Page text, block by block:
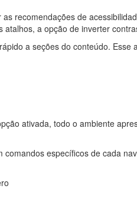
recomendações de
a opção de inverter
a seções do conteúdo. Esse
ativada, todo o ambiente
comandos específicos de cada